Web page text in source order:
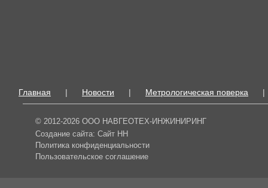
Главная | Новости | Метрологическая поверка |
© 2012-2026 ООО НАВГЕОТЕХ-ИНЖИНИРИНГ
Создание сайта: Сайт НН
Политика конфиденциальности
Пользовательское соглашение